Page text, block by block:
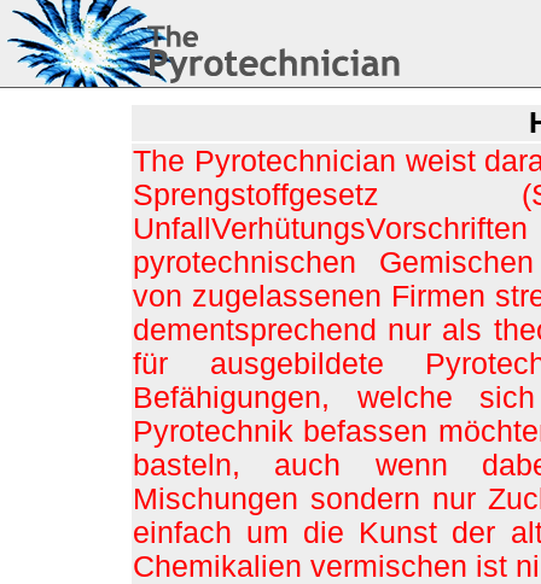
The Pyrotechnician weist
pyrotechnischen
von zugelassenen Firmen
dementsprechend nur als
für ausgebildete
Befähigungen, welche
Pyrotechnik befassen
basteln, auch wenn
Mischungen sondern nur
einfach um die Kunst der
Chemikalien vermischen ist